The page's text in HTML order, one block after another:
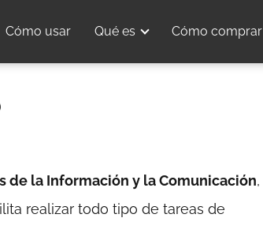
Cómo usar Qué es Cómo comprar
de la Información y la Comunicación,
realizar todo tipo de tareas de